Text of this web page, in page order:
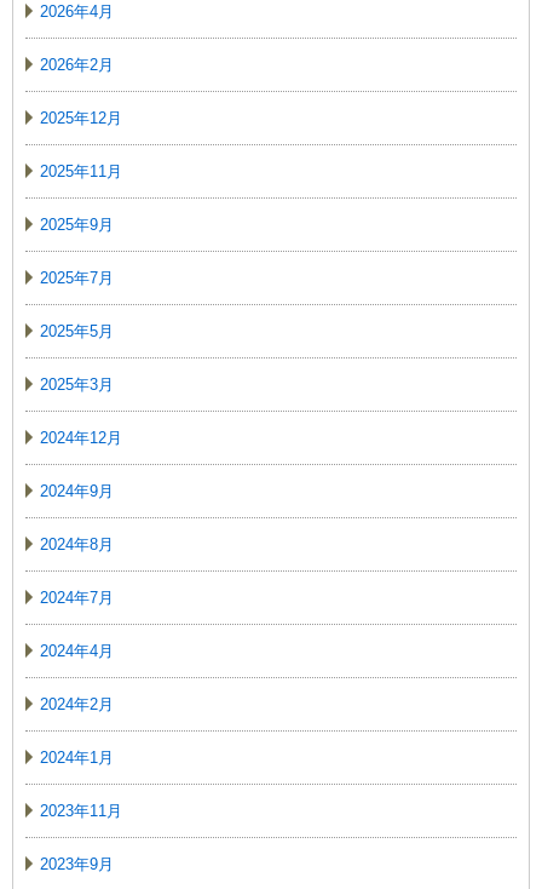
2026年4月
2026年2月
2025年12月
2025年11月
2025年9月
2025年7月
2025年5月
2025年3月
2024年12月
2024年9月
2024年8月
2024年7月
2024年4月
2024年2月
2024年1月
2023年11月
2023年9月